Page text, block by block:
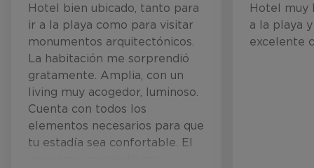
Hotel bien ubicado, tanto para
ir a la playa como para visitar
monumentos arquitectónicos.
La habitación me sorprendió
gratamente. Amplia, con un
living muy acogedor, luminoso.
Cuenta con todos los
elementos necesarios para que
tu estadía sea confortable. El
Hotel muy
a la playa
excelente